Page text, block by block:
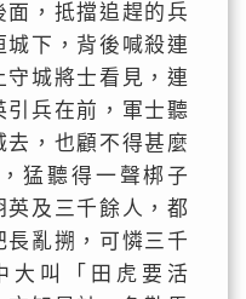
，抵擋追趕的兵
下，背後喊殺連
城將士看見，連
兵在前，軍士聽
去，也顧不得甚麼
猛聽得一聲梆子
及三千餘人，都
亂搠，可憐三千
大叫「田虎要活